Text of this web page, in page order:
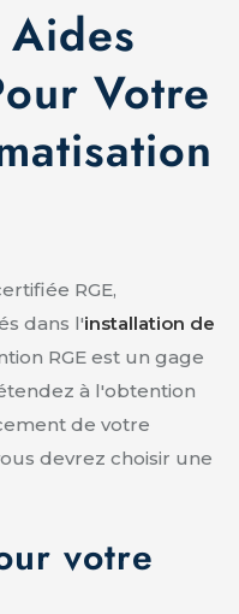
Votre
RGE,
dans l'installation de
RGE est un gage
à l'obtention
de votre
devrez choisir une
votre